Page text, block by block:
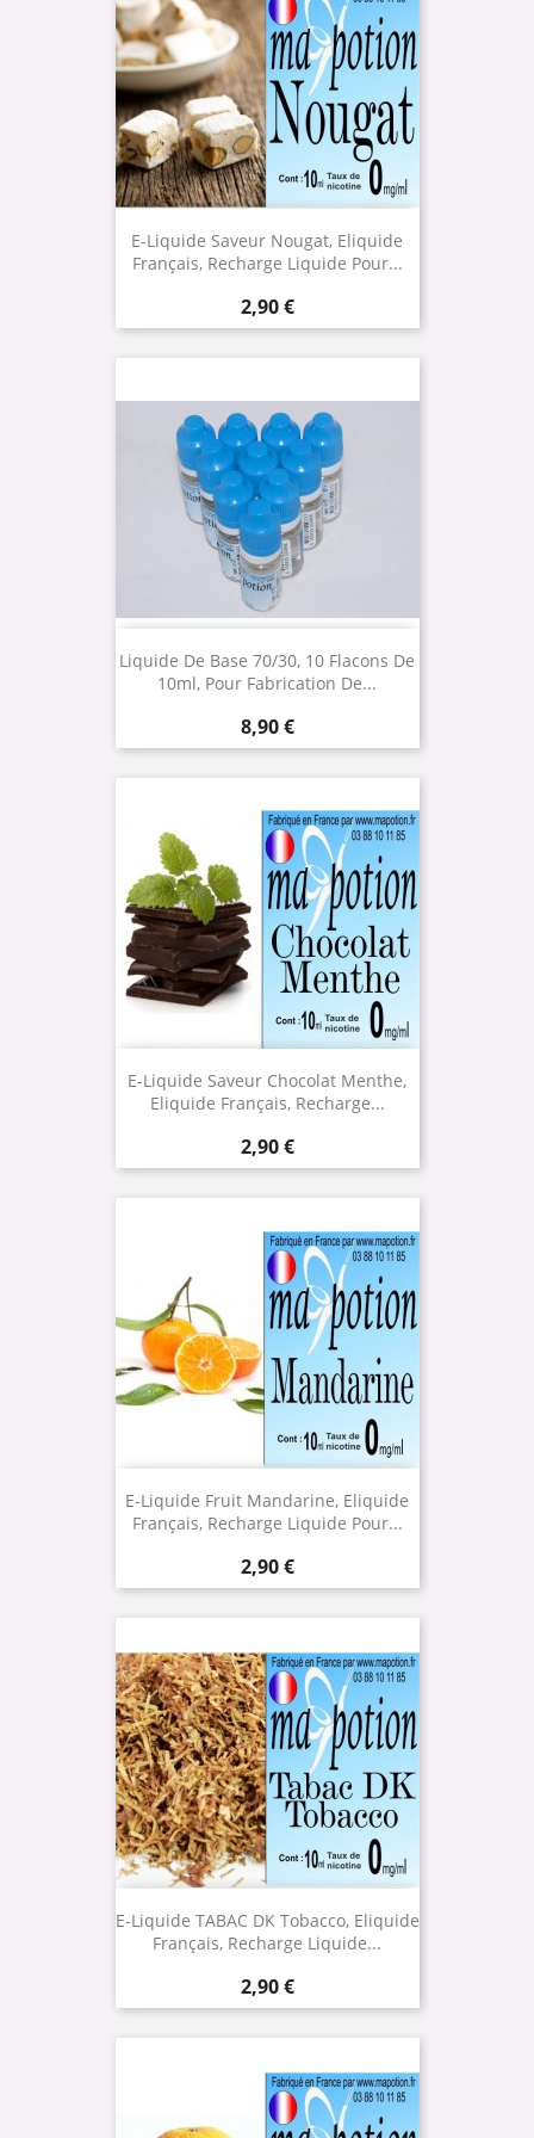
E-Liquide Saveur Nougat, Eliquide
Français, Recharge Liquide Pour...
Prix
2,90 €
Liquide De Base 70/30, 10 Flacons De
10ml, Pour Fabrication De...
Prix
8,90 €
E-Liquide Saveur Chocolat Menthe,
Eliquide Français, Recharge...
Prix
2,90 €
E-Liquide Fruit Mandarine, Eliquide
Français, Recharge Liquide Pour...
Prix
2,90 €
E-Liquide TABAC DK Tobacco, Eliquide
Français, Recharge Liquide...
Prix
2,90 €